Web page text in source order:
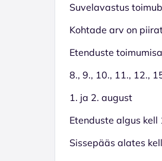
Suvelavastus
Kohtade arv on
Etenduste
8., 9., 10., 11., 12.,
1. ja 2. august
Etenduste algus kell
Sissepääs alates